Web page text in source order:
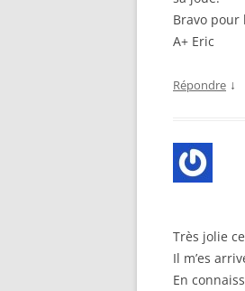
Bravo pour
A+ Eric
Répondre ↓
Très jolie
Il m’es
En